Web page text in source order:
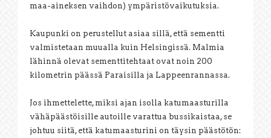
maa-aineksen vaihdon) ympäristövaikutuksia.
Kaupunki on perustellut asiaa sillä, että sementti
valmistetaan muualla kuin Helsingissä. Malmia
lähinnä olevat sementtitehtaat ovat noin 200
kilometrin päässä Paraisilla ja Lappeenrannassa.
Jos ihmettelette, miksi ajan isolla katumaasturilla
vähäpäästöisille autoille varattua bussikaistaa, se
johtuu siitä, että katumaasturini on täysin päästötön: